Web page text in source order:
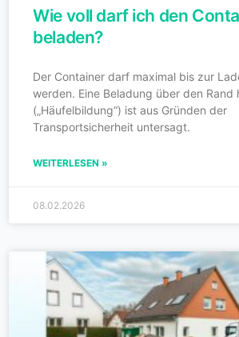
Wie voll darf ich den
beladen?
Der Container darf maximal bis zur
werden. Eine Beladung über den Rand
(„Häufelbildung“) ist aus Gründen der
Transportsicherheit untersagt.
WEITERLESEN »
08.02.2026